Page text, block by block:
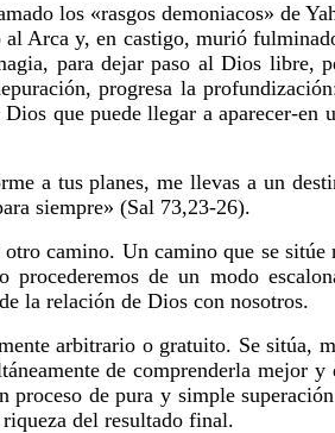
los «rasgos demoniacos» de
Arca y, en castigo, murió
para dejar paso al Dios libre,
progresa la
que puede llegar a aparecer-en
a tus planes, me llevas a un
siempre» (Sal 73,23-26).
camino. Un camino que se
de un modo
la relación de Dios con nosotros.
arbitrario o gratuito. Se sitúa,
de comprenderla mejor
de pura y simple
del resultado final.